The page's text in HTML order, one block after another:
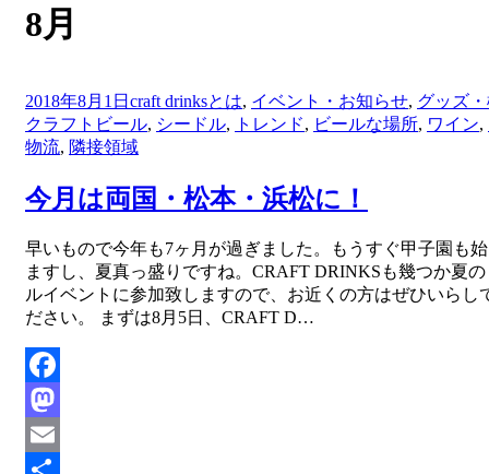
タグ
:
8月
投
稿
日:
2018年8月1日 craft drinksとは, イベント・お知らせ, グッズ
クラフトビール, シードル, トレンド, ビールな場所, ワイン,
物流, 隣接領域
今月は両国・松本・浜松に！
投稿者master
早いもので今年も7ヶ月が過ぎました。もうすぐ甲子園も
ますし、夏真っ盛りですね。CRAFT DRINKSも幾つか夏
ルイベントに参加致しますので、お近くの方はぜひいらし
ださい。 まずは8月5日、CRAFT D…
Facebook
Mastodon
Email